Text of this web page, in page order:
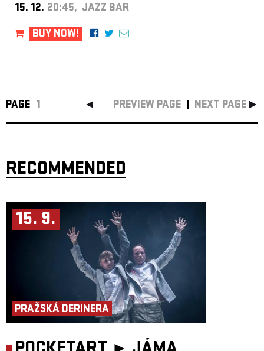
15. 12. 20:45, JAZZ BAR
BUY NOW!
PAGE 1 PREVIEW PAGE NEXT PAGE
RECOMMENDED
15. 9.
PRAŽSKÁ DERINERA